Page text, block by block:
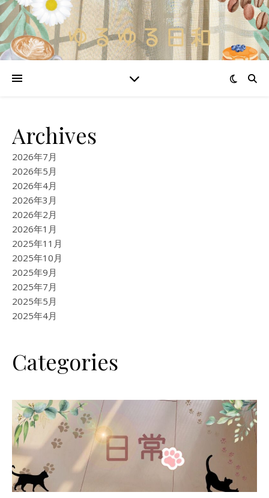
Archives
2026年7月
2026年5月
2026年4月
2026年3月
2026年2月
2026年1月
2025年11月
2025年10月
2025年9月
2025年7月
2025年5月
2025年4月
Categories